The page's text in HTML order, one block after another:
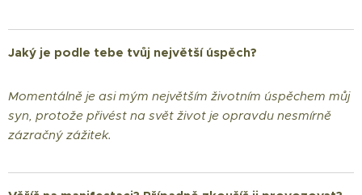
Jaký je podle tebe tvůj největší úspěch?
Momentálně je asi mým největším životním úspěchem můj
syn, protože přivést na svět život je opravdu nesmírně
zázračný zážitek.